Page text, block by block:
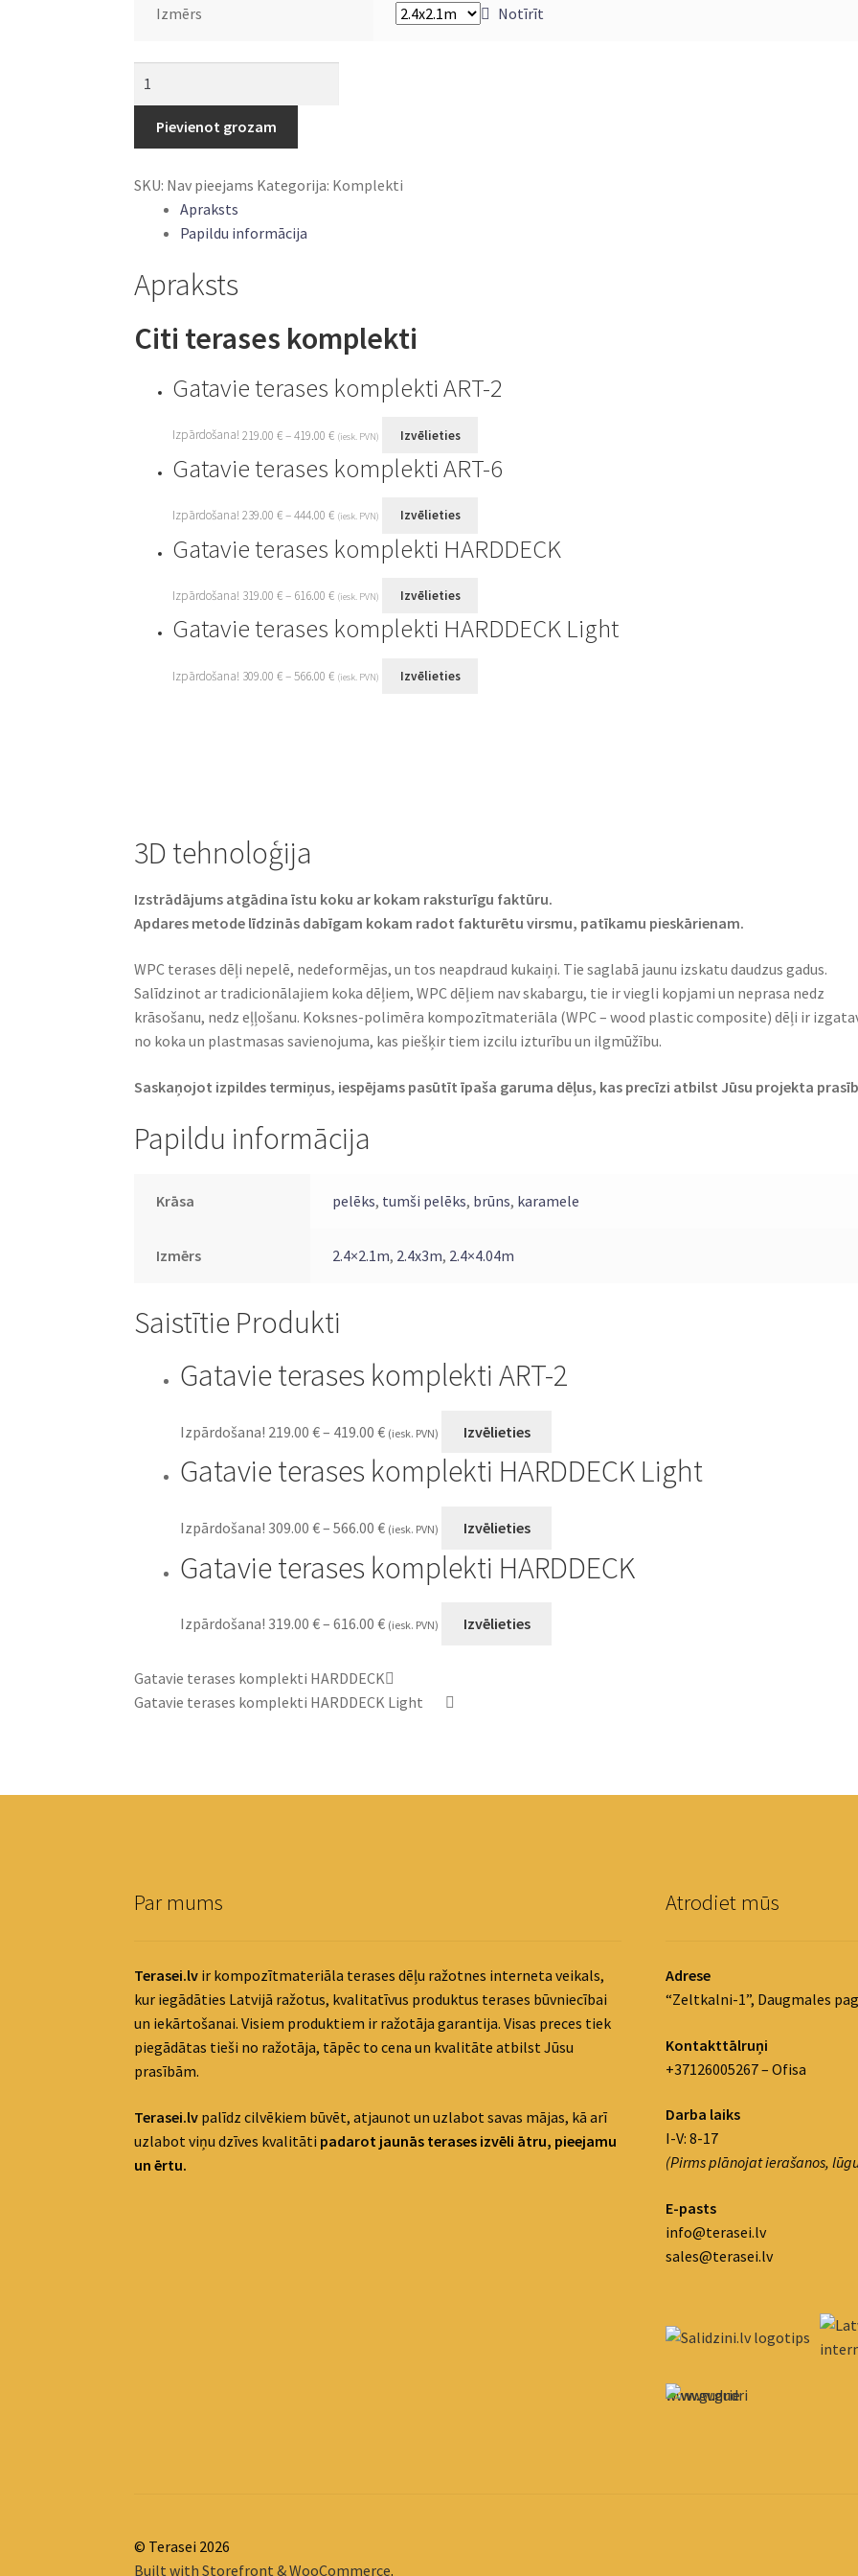
Izmērs Notīrīt
komplekti
ART-
daudzums
Pievienot grozam
SKU: Nav pieejams Kategorija: Komplekti
Apraksts
Papildu informācija
Apraksts
Citi terases komplekti
Gatavie terases komplekti ART-2
Izpārdošana!219.00 €–419.00 € (iesk. PVN) Izvēlieties
Gatavie terases komplekti ART-6
Izpārdošana!239.00 €–444.00 € (iesk. PVN) Izvēlieties
Gatavie terases komplekti HARDDECK
Izpārdošana! 319.00 €– 616.00 € (iesk. PVN) Izvēlieties
Gatavie terases komplekti HARDDECK Light
Izpārdošana! 309.00 €–566.00 € (iesk. PVN) Izvēlieties
3D tehnoloģija
Izstrādājums atgādina īstu koku ar kokam raksturīgu faktūru.
Apdares metode līdzinās dabīgam kokam radot fakturētu virsmu, patīkamu pieskārienam.
WPC terases dēļi nepelē, nedeformējas, un tos neapdraud kukaiņi. Tie saglabā jaunu izskatu daudzus gadus.
Salīdzinot ar tradicionālajiem koka dēļiem, WPC dēļiem nav skabargu, tie ir viegli kopjami un neprasa nedz
krāsošanu, nedz eļļošanu. Koksnes-polimēra kompozītmateriāla (WPC – wood plastic composite) dēļi ir
no koka un plastmasas savienojuma, kas piešķir tiem izcilu izturību un ilgmūžību.
Saskaņojot izpildes termiņus, iespējams pasūtīt īpaša garuma dēļus, kas precīzi atbilst Jūsu projekta
Papildu informācija
Krāsa pelēks, tumši pelēks, brūns, karamele
Izmērs 2.4×2.1m, 2.4x3m, 2.4×4.04m
Saistītie Produkti
Gatavie terases komplekti ART-2
Izpārdošana! 219.00€– 419.00€ (iesk. PVN) Izvēlieties
Gatavie terases komplekti HARDDECK Light
Izpārdošana! 309.00€–566.00€ (iesk. PVN) Izvēlieties
Gatavie terases komplekti HARDDECK
Izpārdošana! 319.00€–616.00€ (iesk. PVN) Izvēlieties
Gatavie terases komplekti HARDDECK
Gatavie terases komplekti HARDDECK Light
Par mums
Terasei.lv ir kompozītmateriāla terases dēļu ražotnes interneta veikals,
kur iegādāties Latvijā ražotus, kvalitatīvus produktus terases būvniecībai
un iekārtošanai. Visiem produktiem ir ražotāja garantija. Visas preces tiek
piegādātas tieši no ražotāja, tāpēc to cena un kvalitāte atbilst Jūsu
prasībām.
Terasei.lv palīdz cilvēkiem būvēt, atjaunot un uzlabot savas mājas, kā arī
uzlabot viņu dzīves kvalitāti padarot jaunās terases izvēli ātru, pieejamu
un ērtu.
Atrodiet mūs
Adrese
“Zeltkalni-1”, Daugmales
Kontakttālruņi
+37126005267 – Ofisa
Darba laiks
I-V: 8-17
(Pirms plānojat ierašanos,
E-pasts
info@terasei.lv
sales@terasei.lv
www.gudrie
© Terasei 2026
Built with Storefront & WooCommerce.